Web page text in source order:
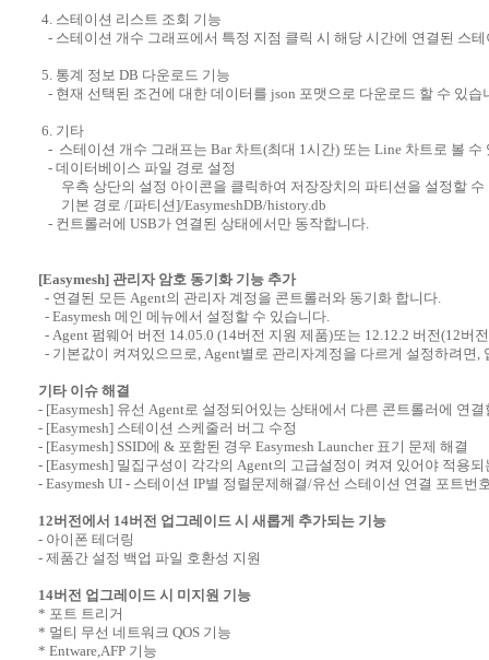
4. 스테이션 리스트 조회 기능
- 스테이션 개수 그래프에서 특정 지점 클릭 시 해당 시간에 연결된 스
5. 통계 정보 DB 다운로드 기능
- 현재 선택된 조건에 대한 데이터를 json 포맷으로 다운로드 할 수 있습
6. 기타
- 스테이션 개수 그래프는 Bar 차트(최대 1시간) 또는 Line 차트로 볼 수
- 데이터베이스 파일 경로 설정
우측 상단의 설정 아이콘을 클릭하여 저장장치의 파티션을 설정할 수
기본 경로 /[파티션]/EasymeshDB/history.db
- 컨트롤러에 USB가 연결된 상태에서만 동작합니다.
[Easymesh] 관리자 암호 동기화 기능 추가
- 연결된 모든 Agent의 관리자 계정을 콘트롤러와 동기화 합니다.
- Easymesh 메인 메뉴에서 설정할 수 있습니다.
- Agent 펌웨어 버전 14.05.0 (14버전 지원 제품)또는 12.12.2 버전(12
- 기본값이 켜져있으므로, Agent별로 관리자계정을 다르게 설정하려면
기타 이슈 해결
- [Easymesh] 유선 Agent로 설정되어있는 상태에서 다른 콘트롤러에 연
- [Easymesh] 스테이션 스케줄러 버그 수정
- [Easymesh] SSID에 & 포함된 경우 Easymesh Launcher 표기 문제 해결
- [Easymesh] 밀집구성이 각각의 Agent의 고급설정이 켜져 있어야 적용
- Easymesh UI - 스테이션 IP별 정렬문제해결/유선 스테이션 연결 포트번
12버전에서 14버전 업그레이드 시 새롭게 추가되는 기능
- 아이폰 테더링
- 제품간 설정 백업 파일 호환성 지원
14버전 업그레이드 시 미지원 기능
* 포트 트리거
* 멀티 무선 네트워크 QOS 기능
* Entware,AFP 기능